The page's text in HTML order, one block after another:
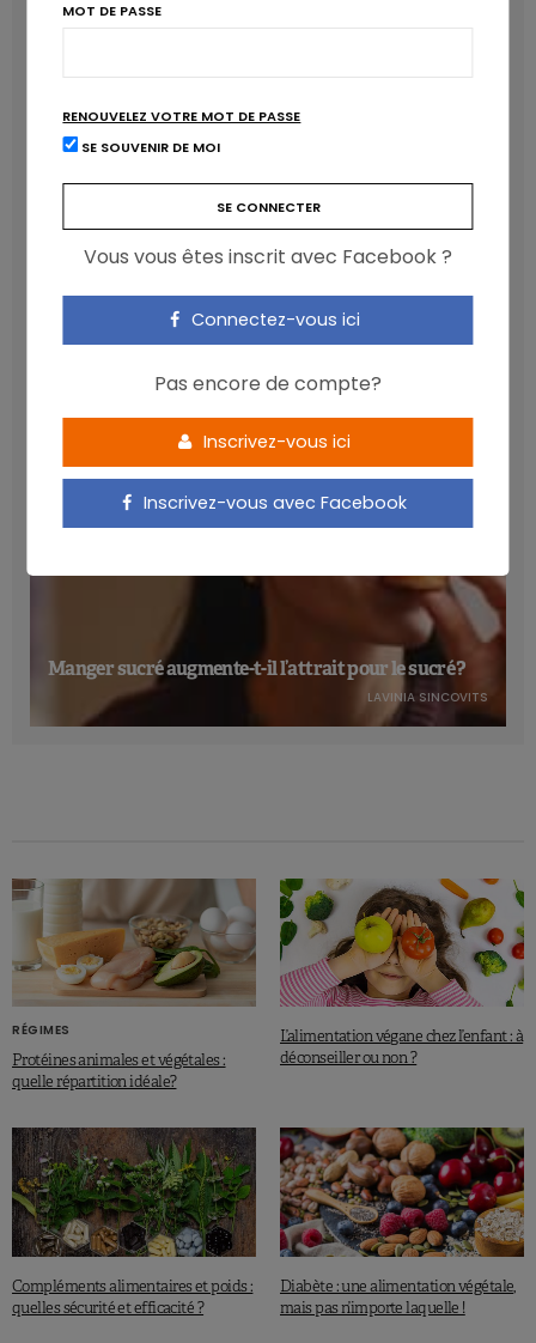
cardiométabolique
Manger sucré augmente-t-il l’attrait pour le sucré ?
LAVINIA SINCOVITS
RÉGIMES
Protéines animales et végétales :
quelle répartition idéale?
L’alimentation végane chez l’enfant : à
déconseiller ou non ?
Compléments alimentaires et poids :
quelles sécurité et efficacité ?
Diabète : une alimentation végétale,
mais pas n’importe laquelle !
MOT DE PASSE
RENOUVELEZ VOTRE MOT DE PASSE
SE SOUVENIR DE MOI
Vous vous êtes inscrit avec Facebook ?
Connectez-vous ici
Pas encore de compte?
Inscrivez-vous ici
Inscrivez-vous avec Facebook